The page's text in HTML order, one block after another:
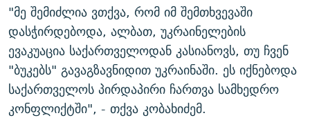
"მე შემიძლია ვთქვა, რომ იმ შემთხვევაში
დასჭირდებოდა, ალბათ, უკრაინელების
ევაკუაცია საქართველოდან კასიანოვს, თუ ჩვენ
"ბუკებს" გავაგზავნიდით უკრაინაში. ეს იქნებოდა
საქართველოს პირდაპირი ჩართვა სამხედრო
კონფლიქტში", - თქვა კობახიძემ.